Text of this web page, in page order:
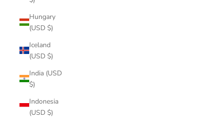
Hungary
(USD $)
Iceland
(USD $)
India (USD
$)
Indonesia
(USD $)